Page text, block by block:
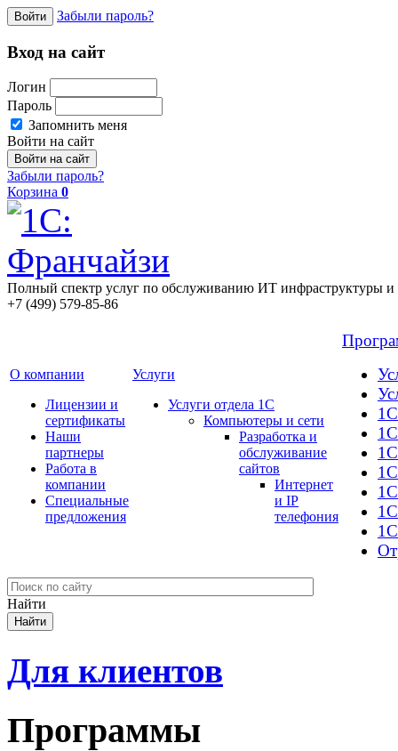
Войти Забыли пароль?
Вход на сайт
Логин
Пароль
Запомнить меня
Войти на сайт
Забыли пароль?
Корзина 0
Полный спектр услуг по обслуживанию ИТ инфраструктуры
+7 (499) 579-85-86
О компании
Лицензии и
сертификаты
Наши
партнеры
Работа в
компании
Специальные
предложения
Услуги
Услуги отдела 1С
Компьютеры и сети
Разработка и
обслуживание
сайтов
Интернет
и IP
телефония
Найти
Для клиентов
Программы